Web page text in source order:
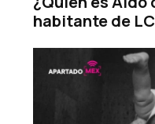
habitante de